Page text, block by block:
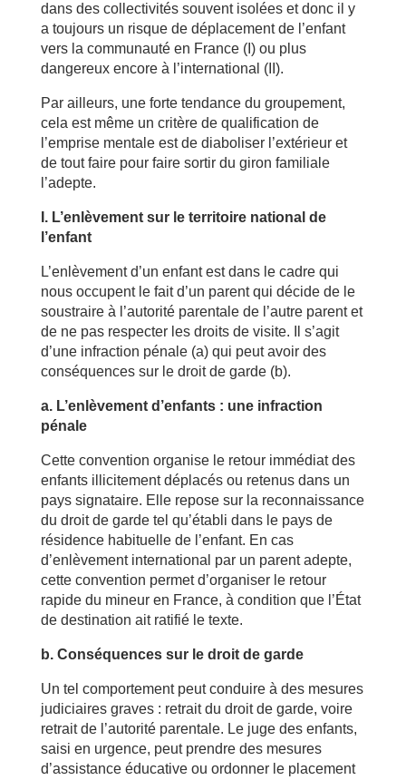
dans des collectivités souvent isolées et donc il y
a toujours un risque de déplacement de l’enfant
vers la communauté en France (I) ou plus
dangereux encore à l’international (II).
Par ailleurs, une forte tendance du groupement,
cela est même un critère de qualification de
l’emprise mentale est de diaboliser l’extérieur et
de tout faire pour faire sortir du giron familiale
l’adepte.
I. L’enlèvement sur le territoire national de
l’enfant
L’enlèvement d’un enfant est dans le cadre qui
nous occupent le fait d’un parent qui décide de le
soustraire à l’autorité parentale de l’autre parent et
de ne pas respecter les droits de visite. Il s’agit
d’une infraction pénale (a) qui peut avoir des
conséquences sur le droit de garde (b).
a. L’enlèvement d’enfants : une infraction
pénale
Cette convention organise le retour immédiat des
enfants illicitement déplacés ou retenus dans un
pays signataire. Elle repose sur la reconnaissance
du droit de garde tel qu’établi dans le pays de
résidence habituelle de l’enfant. En cas
d’enlèvement international par un parent adepte,
cette convention permet d’organiser le retour
rapide du mineur en France, à condition que l’État
de destination ait ratifié le texte.
b. Conséquences sur le droit de garde
Un tel comportement peut conduire à des mesures
judiciaires graves : retrait du droit de garde, voire
retrait de l’autorité parentale. Le juge des enfants,
saisi en urgence, peut prendre des mesures
d’assistance éducative ou ordonner le placement